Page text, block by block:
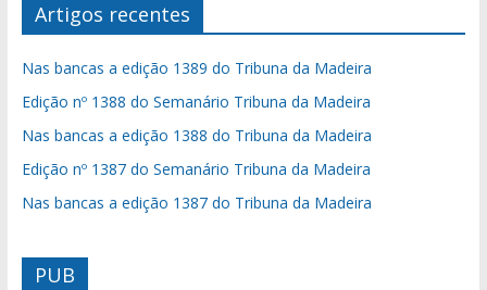
Artigos recentes
Nas bancas a edição 1389 do Tribuna da Madeira
Edição nº 1388 do Semanário Tribuna da Madeira
Nas bancas a edição 1388 do Tribuna da Madeira
Edição nº 1387 do Semanário Tribuna da Madeira
Nas bancas a edição 1387 do Tribuna da Madeira
PUB